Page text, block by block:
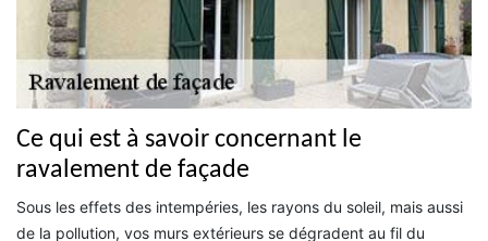
Ce qui est à savoir concernant le
ravalement de façade
Sous les effets des intempéries, les rayons du soleil, mais aussi
de la pollution, vos murs extérieurs se dégradent au fil du